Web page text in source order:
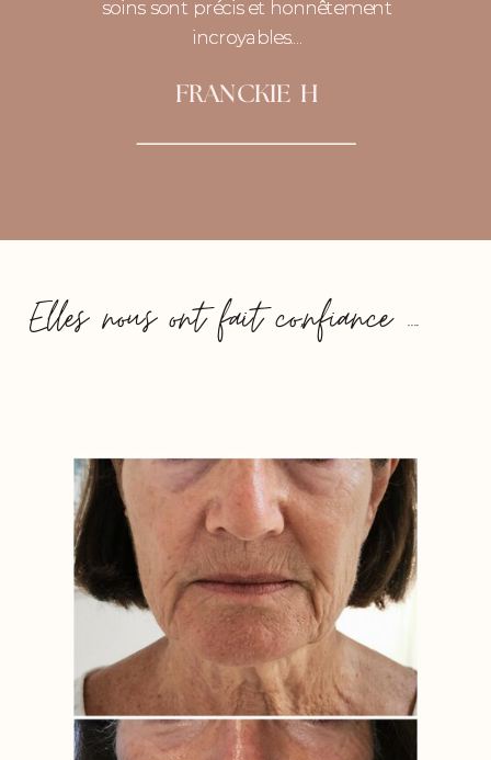
FRANCKIE H
soins sont précis et honnêtement
incroyables....
soins sont précis et honnêtement
incroyables....
Elles nous ont fait co,nfiance ....